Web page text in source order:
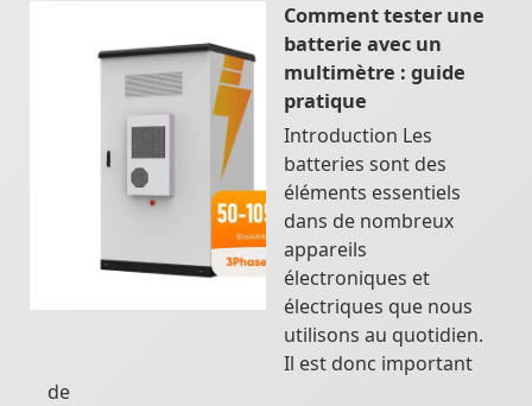
Comment tester une
batterie avec un
multimètre : guide
pratique
Introduction Les
batteries sont des
éléments essentiels
dans de nombreux
appareils
électroniques et
électriques que nous
utilisons au quotidien.
Il est donc important
de